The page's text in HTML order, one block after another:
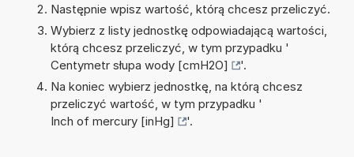
Następnie wpisz wartość, którą chcesz przeliczyć.
Wybierz z listy jednostkę odpowiadającą wartości,
którą chcesz przeliczyć, w tym przypadku '
Centymetr słupa wody [cmH2O]
'.
Na koniec wybierz jednostkę, na którą chcesz
przeliczyć wartość, w tym przypadku '
Inch of mercury [inHg]
'.